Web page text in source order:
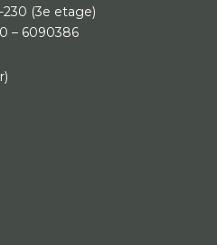
230 (3e etage)
– 6090386